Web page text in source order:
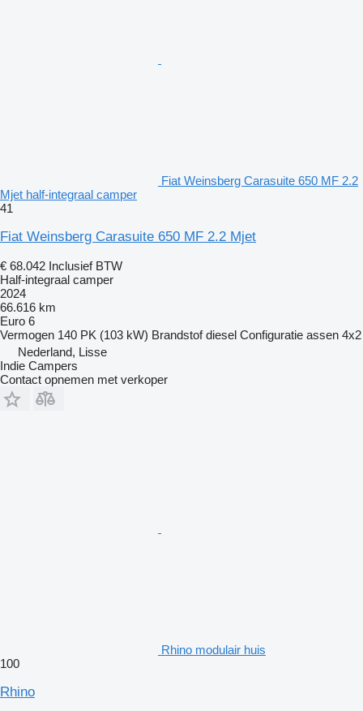
Fiat Weinsberg Carasuite 650 MF 2.2
Mjet half-integraal camper
41
Fiat Weinsberg Carasuite 650 MF 2.2 Mjet
€ 68.042 Inclusief BTW
Half-integraal camper
2024
66.616 km
Euro 6
Vermogen 140 PK (103 kW) Brandstof diesel Configuratie assen 4x2
Nederland, Lisse
Indie Campers
Contact opnemen met verkoper
Rhino modulair huis
100
Rhino